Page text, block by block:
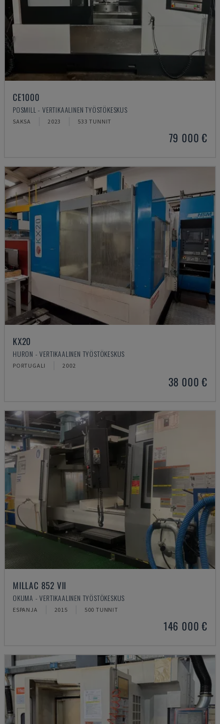
CE1000
POSMILL - VERTIKAALINEN TYÖSTÖKESKUS
SAKSA 2023 533 TUNNIT
79 000 €
KX20
HURON - VERTIKAALINEN TYÖSTÖKESKUS
PORTUGALI 2002
38 000 €
MILLAC 852 VII
OKUMA - VERTIKAALINEN TYÖSTÖKESKUS
ESPANJA 2015 500 TUNNIT
146 000 €